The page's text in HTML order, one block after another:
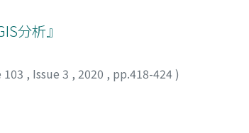
advanced, and new historical sources
the Ming authorization tallies issued to
own early views, using recently available
on both Yuan-period authorization tally
strides. This essay draws on those
tally documents. My new insights derive
in 2017. The second is a 1607 tally
分析』
103 , Issue 3 , 2020 , pp.418-424)